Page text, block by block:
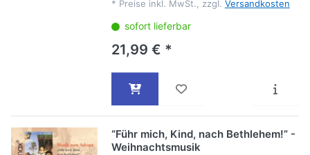
* Preise inkl. MwSt., zzgl. Versandkosten
sofort lieferbar
21,99 € *
“Führ mich, Kind, nach Bethlehem!” -
Weihnachtsmusik